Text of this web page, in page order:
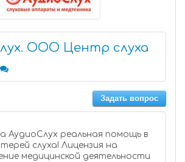
ООО Центр слуха
Задать вопрос
реальная помощь в
Лицензия на
медицинской деятельности